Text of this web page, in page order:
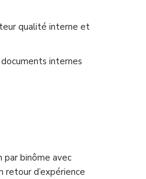
qualité interne et
internes
par binôme avec
retour d’expérience